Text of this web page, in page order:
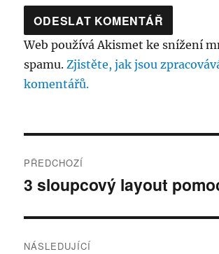
Web používá Akismet ke snížení
spamu.Zjistěte, jak jsou
komentářů.
pro
PŘEDCHOZÍ
Předchozí
3 sloupcový layout
NÁSLEDUJÍCÍ